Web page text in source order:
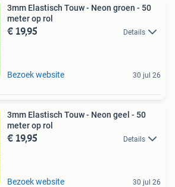
3mm Elastisch Touw - Neon groen - 50
meter op rol
€ 19,95 Details
Bezoek website 30 jul 26
3mm Elastisch Touw - Neon geel - 50
meter op rol
€ 19,95 Details
Bezoek website 30 jul 26